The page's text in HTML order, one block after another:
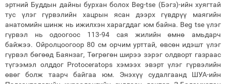
эртний Буддын дайны бурхан болох Beg-tse (Бэгз)-ийн хуягтай
тус үлэг гүрвэлийн хацрын ясан дээрх гүвдрүү маягийн
анатомийн шинж нь ижилхэн харагддаг юм байна. Beg tse үлэг
гүрвэл нь одоогоос 113-94 сая жилийн өмнө амьдарч
байжээ. Ойролцоогоор 80 см орчим урттай, өвсөн идэшт үлэг
гүрвэл бөгөөд Баянзаг, Төгрөгөн ширээ зэрэг олдворт газраас
түгээмэл олддог Protoceratops хэмээх эвэрт үлэг гүрвэлийн
өвөг болж таарч байгаа юм. Энэхүү судалгаанд ШУА-ийн